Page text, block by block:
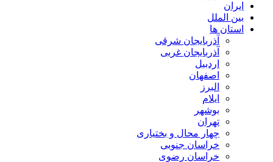
ایران
بین الملل
استان ها
آذربایجان شرقی
آذربایجان غربی
اردبیل
اصفهان
البرز
ایلام
بوشهر
تهران
چهار محال و بختیاری
خراسان جنوبی
خراسان رضوی